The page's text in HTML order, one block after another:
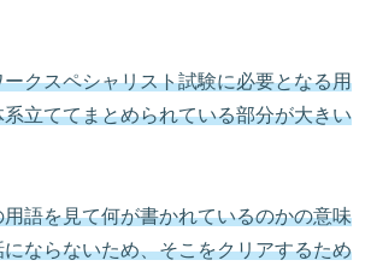
ークスペシャリスト試験に必要となる用
立ててまとめられている部分が大きい
用語を見て何が書かれているのかの意味
ならないため、そこをクリアするため